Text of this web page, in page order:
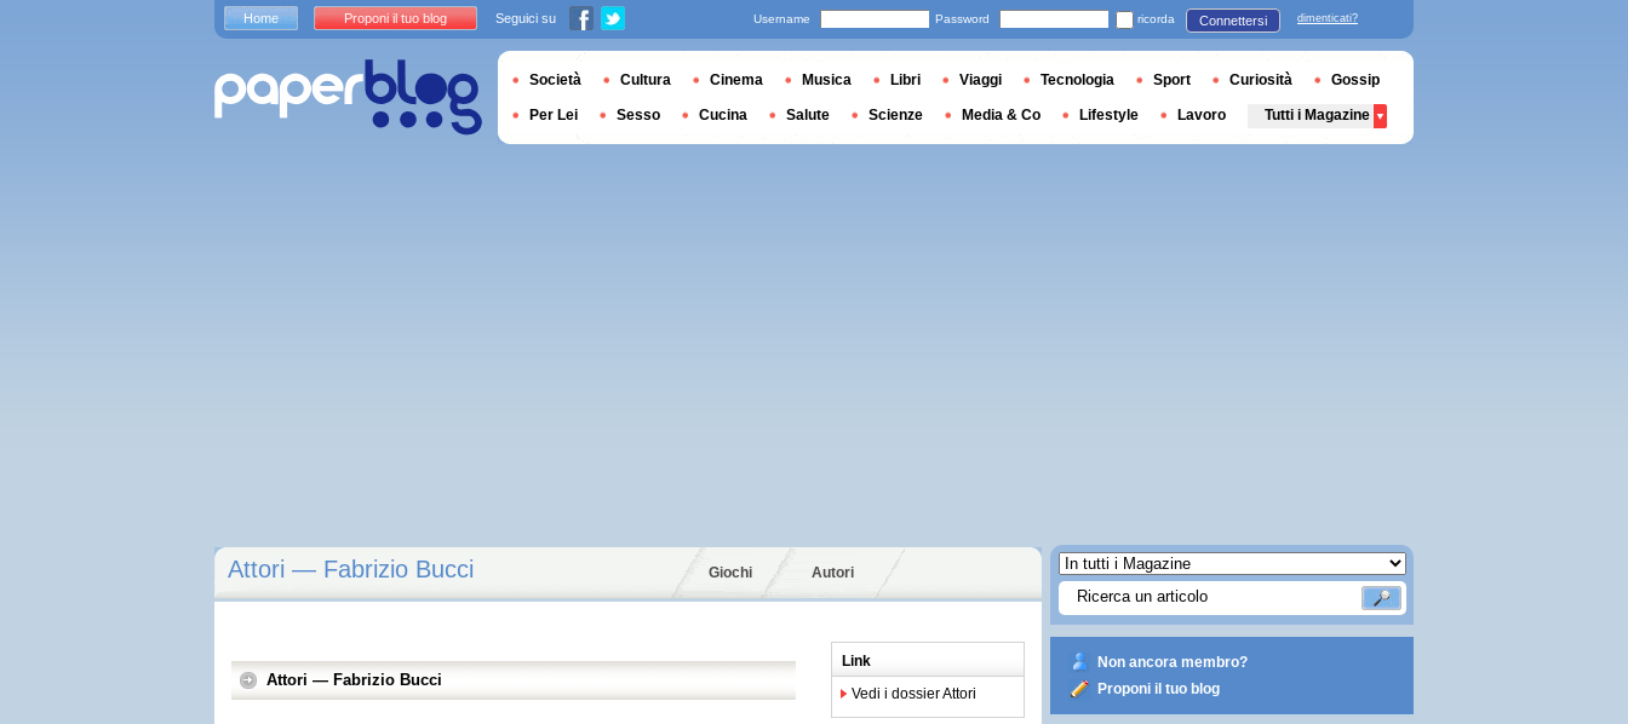
Attori — Fabrizio Bucci Giochi Autori
Attori — Fabrizio Bucci
Link
Vedi i dossier Attori
Non ancora membro?
Proponi il tuo blog
Home Proponi il tuo blog Seguici su Username Password ricorda Connettersi dimenticati?
Società Cultura Cinema Musica Libri Viaggi Tecnologia Sport Curiosità Gossip
Per Lei Sesso Cucina Salute Scienze Media & Co Lifestyle Lavoro Tutti i Magazine